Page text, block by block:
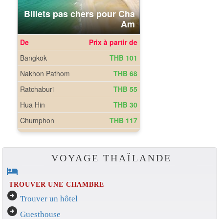
VOYAGE THAÏLANDE
hotel
TROUVER UNE CHAMBRE
arrow_circle_right Trouver un hôtel
arrow_circle_right Guesthouse